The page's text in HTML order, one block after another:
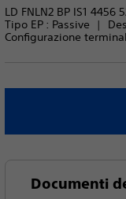
LD FNLN2 BP IS1 4456
Tipo EP : Passive
Configurazione
Documenti